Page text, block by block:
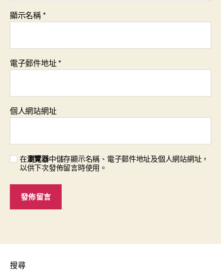
顯示名稱*
電子郵件地址*
個人網站網址
在瀏覽器中儲存顯示名稱、電子郵件地址及個人網站網址，
以供下次發佈留言時使用。
搜尋